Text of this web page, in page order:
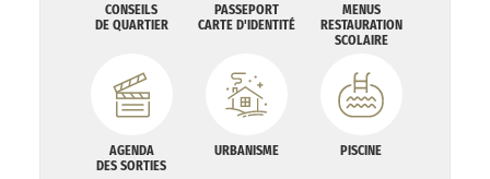
CONSEILS
DE QUARTIER
PASSEPORT
CARTE D'IDENTITÉ
MENUS
RESTAURATION
SCOLAIRE
AGENDA
DES SORTIES
URBANISME PISCINE